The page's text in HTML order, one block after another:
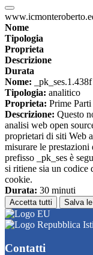
Nome
Tipologia
Proprieta
Descrizione
Durata
Nome: _pk_ses.1.438f
Tipologia: analitico
Proprieta: Prime Parti
Descrizione: Questo
analisi web open
proprietari di siti Web
misurare le
prefisso _pk_ses è
si ritiene sia un
cookie.
Durata: 30 minuti
Accetta tutti Salva
Contatti